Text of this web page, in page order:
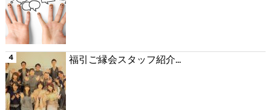
福引ご縁会スタッフ紹介...